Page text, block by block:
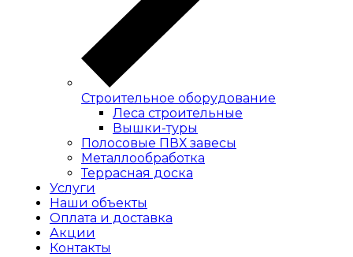
Строительное оборудование
Леса строительные
Вышки-туры
Полосовые ПВХ завесы
Металлообработка
Террасная доска
Услуги
Наши объекты
Оплата и доставка
Акции
Контакты